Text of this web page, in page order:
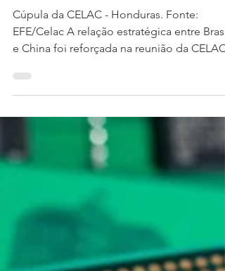
De IA à Agricultura: Brasil
e China assinam acordos
cruciais na CELAC.
Cúpula da CELAC - Honduras. Fonte:
EFE/Celac A relação estratégica entre Brasil
e China foi reforçada na reunião da CELAC
(Comunidade...